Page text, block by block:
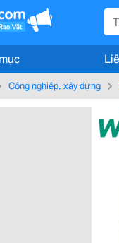
Công nghiệp, xây dựng